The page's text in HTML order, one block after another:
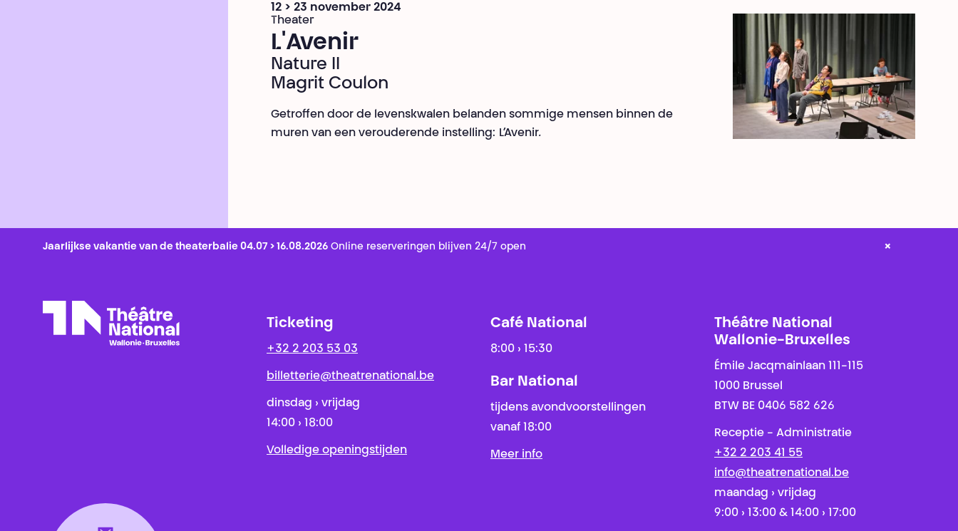
12 > 23 november 2024
Theater
L'Avenir
Nature II
Magrit Coulon
Getroffen door de levenskwalen belanden sommige mensen binnen de
muren van een verouderende instelling: L’Avenir.
Jaarlijkse vakantie van de theaterbalie 04.07 > 16.08.2026 Online reserveringen blijven 24/7 open ×
Ticketing
+32 2 203 53 03
billetterie@theatrenational.be
dinsdag › vrijdag
14:00 › 18:00
Volledige openingstijden
Café National
8:00 › 15:30
Bar National
tijdens avondvoorstellingen
vanaf 18:00
Meer info
Théâtre National
Wallonie-Bruxelles
Émile Jacqmainlaan 111-115
1000 Brussel
BTW BE 0406 582 626
Receptie - Administratie
+32 2 203 41 55
info@theatrenational.be
maandag › vrijdag
9:00 › 13:00 & 14:00 › 17:00